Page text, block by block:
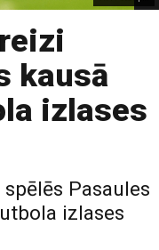
kausā
izlases
Pasaules
izlases